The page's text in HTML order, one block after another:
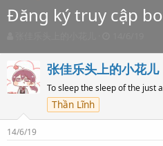
Đăng ký truy cập
r
e
a
d
t
a
r
t
d
t
张佳乐头上的小花儿
To sleep the sleep of the just
Thần Lĩnh
14/6/19